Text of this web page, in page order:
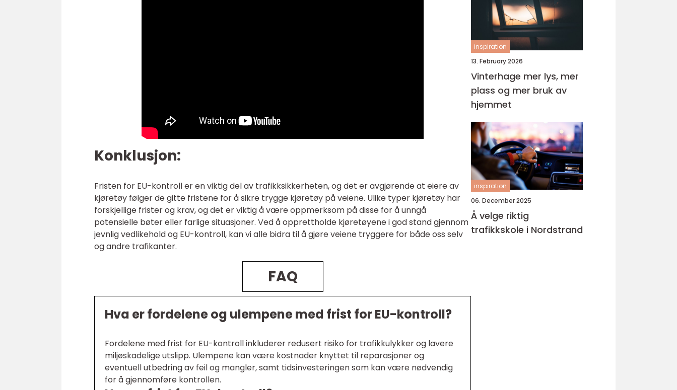
Konklusjon:
Fristen for EU-kontroll er en viktig del av trafikksikkerheten, og det er avgjørende at eiere av
kjøretøy følger de gitte fristene for å sikre trygge kjøretøy på veiene. Ulike typer kjøretøy har
forskjellige frister og krav, og det er viktig å være oppmerksom på disse for å unngå
potensielle bøter eller farlige situasjoner. Ved å opprettholde kjøretøyene i god stand gjennom
jevnlig vedlikehold og EU-kontroll, kan vi alle bidra til å gjøre veiene tryggere for både oss selv
og andre trafikanter.
FAQ
Hva er fordelene og ulempene med frist for EU-kontroll?
Fordelene med frist for EU-kontroll inkluderer redusert risiko for trafikkulykker og lavere
miljøskadelige utslipp. Ulempene kan være kostnader knyttet til reparasjoner og
eventuell utbedring av feil og mangler, samt tidsinvesteringen som kan være nødvendig
for å gjennomføre kontrollen.
inspiration
13. February 2026
Vinterhage mer lys, mer
plass og mer bruk av
hjemmet
inspiration
06. December 2025
Å velge riktig
trafikkskole i Nordstrand